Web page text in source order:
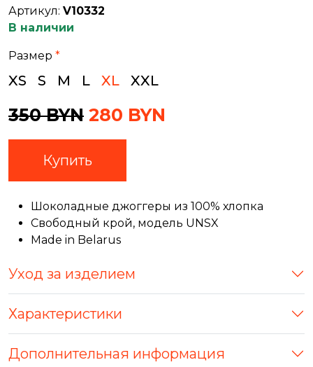
Артикул: V10332
В наличии
Размер *
XS S M L XL XXL
350 BYN 280 BYN
Купить
Шоколадные джоггеры из 100% хлопка
Свободный крой, модель UNSX
Made in Belarus
Уход за изделием
Характеристики
Дополнительная информация